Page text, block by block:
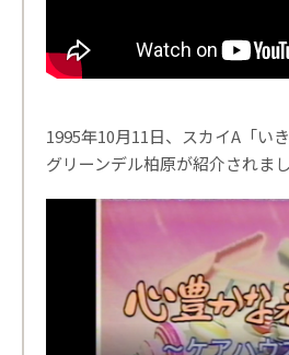
1995年10月11日、スカイA「い
グリーンデル柏原が紹介されまし